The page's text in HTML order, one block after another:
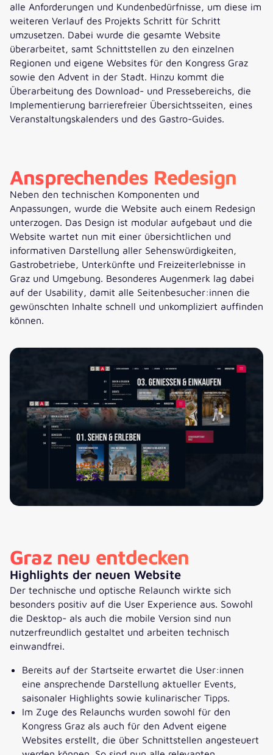
alle Anforderungen und Kundenbedürfnisse, um diese im
weiteren Verlauf des Projekts Schritt für Schritt
umzusetzen. Dabei wurde die gesamte Website
überarbeitet, samt Schnittstellen zu den einzelnen
Regionen und eigene Websites für den Kongress Graz
sowie den Advent in der Stadt. Hinzu kommt die
Überarbeitung des Download- und Pressebereichs, die
Implementierung barrierefreier Übersichtsseiten, eines
Veranstaltungskalenders und des Gastro-Guides.
Ansprechendes Redesign
Neben den technischen Komponenten und
Anpassungen, wurde die Website auch einem Redesign
unterzogen. Das Design ist modular aufgebaut und die
Website wartet nun mit einer übersichtlichen und
informativen Darstellung aller Sehenswürdigkeiten,
Gastrobetriebe, Unterkünfte und Freizeiterlebnisse in
Graz und Umgebung. Besonderes Augenmerk lag dabei
auf der Usability, damit alle Seitenbesucher:innen die
gewünschten Inhalte schnell und unkompliziert auffinden
können.
Graz neu entdecken
Highlights der neuen Website
Der technische und optische Relaunch wirkte sich
besonders positiv auf die User Experience aus. Sowohl
die Desktop- als auch die mobile Version sind nun
nutzerfreundlich gestaltet und arbeiten technisch
einwandfrei.
Bereits auf der Startseite erwartet die User:innen
eine ansprechende Darstellung aktueller Events,
saisonaler Highlights sowie kulinarischer Tipps.
Im Zuge des Relaunchs wurden sowohl für den
Kongress Graz als auch für den Advent eigene
Websites erstellt, die über Schnittstellen angesteuert